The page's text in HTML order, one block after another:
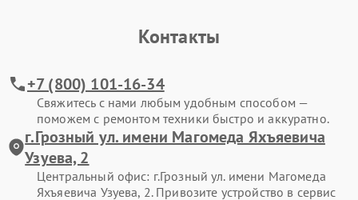
Контакты
+7 (800) 101-16-34
Свяжитесь с нами любым удобным способом —
поможем с ремонтом техники быстро и аккуратно.
г.Грозный ул. имени Магомеда Яхъяевича
Узуева, 2
Центральный офис: г.Грозный ул. имени Магомеда
Яхъяевича Узуева, 2. Привозите устройство в сервис